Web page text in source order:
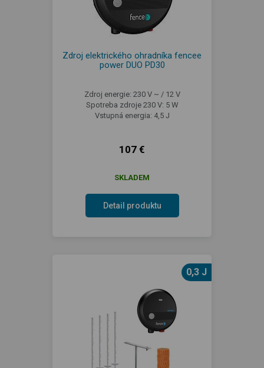
Zdroj elektrického ohradníka fencee
power DUO PD30
Zdroj energie: 230 V ~ / 12 V
Spotreba zdroje 230 V: 5 W
Vstupná energia: 4,5 J
107 €
SKLADEM
Detail produktu
0,3 J